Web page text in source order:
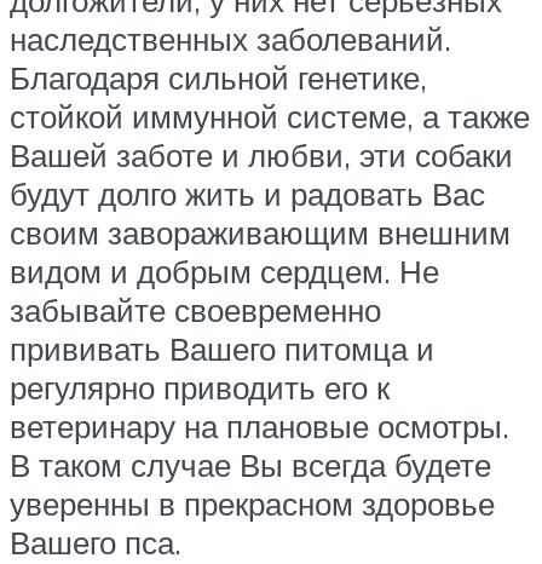
наследственных заболеваний.
Благодаря сильной генетике,
стойкой иммунной системе, а также
Вашей заботе и любви, эти собаки
будут долго жить и радовать Вас
своим завораживающим внешним
видом и добрым сердцем. Не
забывайте своевременно
прививать Вашего питомца и
регулярно приводить его к
ветеринару на плановые осмотры.
В таком случае Вы всегда будете
уверенны в прекрасном здоровье
Вашего пса.